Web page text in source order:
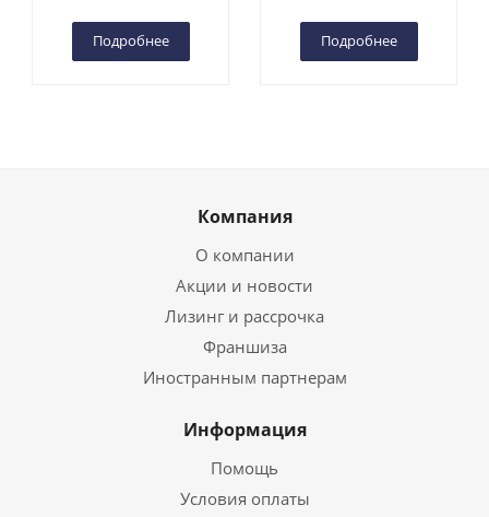
Подробнее Подробнее
Компания
О компании
Акции и новости
Лизинг и рассрочка
Франшиза
Иностранным партнерам
Информация
Помощь
Условия оплаты